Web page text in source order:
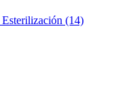
Esterilización (14)